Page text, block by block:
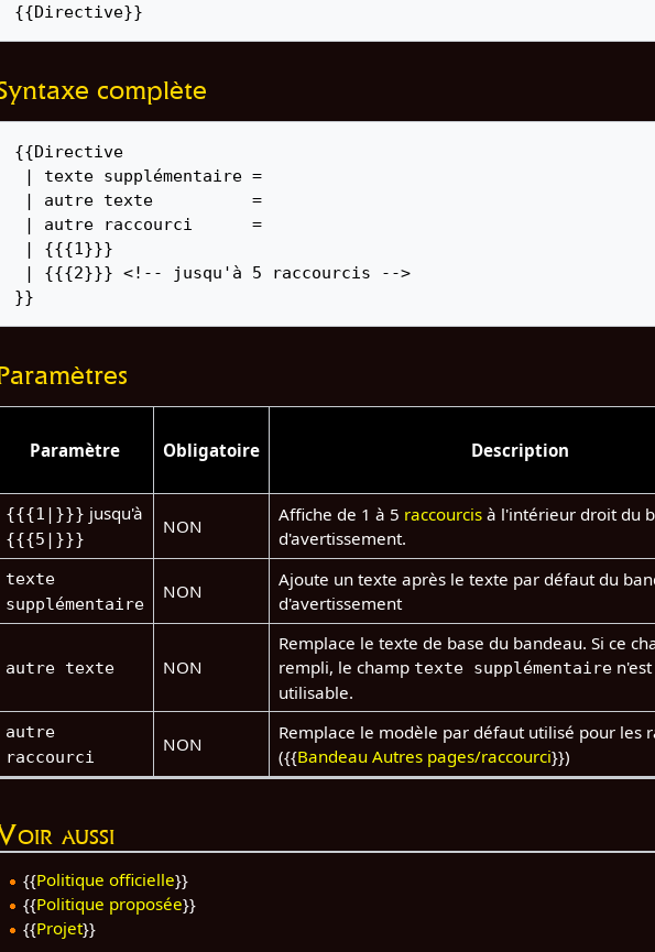
{{Directive}}
complète
{{Directive
}}
Paramètre Obligatoire Description
{{{1|}}} jusqu'à
{{{5|}}}
NON
Affiche de 1 à 5 raccourcis à l'intérieur droit du
d'avertissement.
texte
supplémentaire
NON
Ajoute un texte après le texte par défaut du
d'avertissement
autre texte NON
Remplace le texte de base du bandeau. Si ce
rempli, le champ texte supplémentaire
utilisable.
autre
raccourci
NON
Remplace le modèle par défaut utilisé pour les
({{Bandeau Autres pages/raccourci}})
aussi
{{Politique officielle}}
{{Politique proposée}}
{{Projet}}